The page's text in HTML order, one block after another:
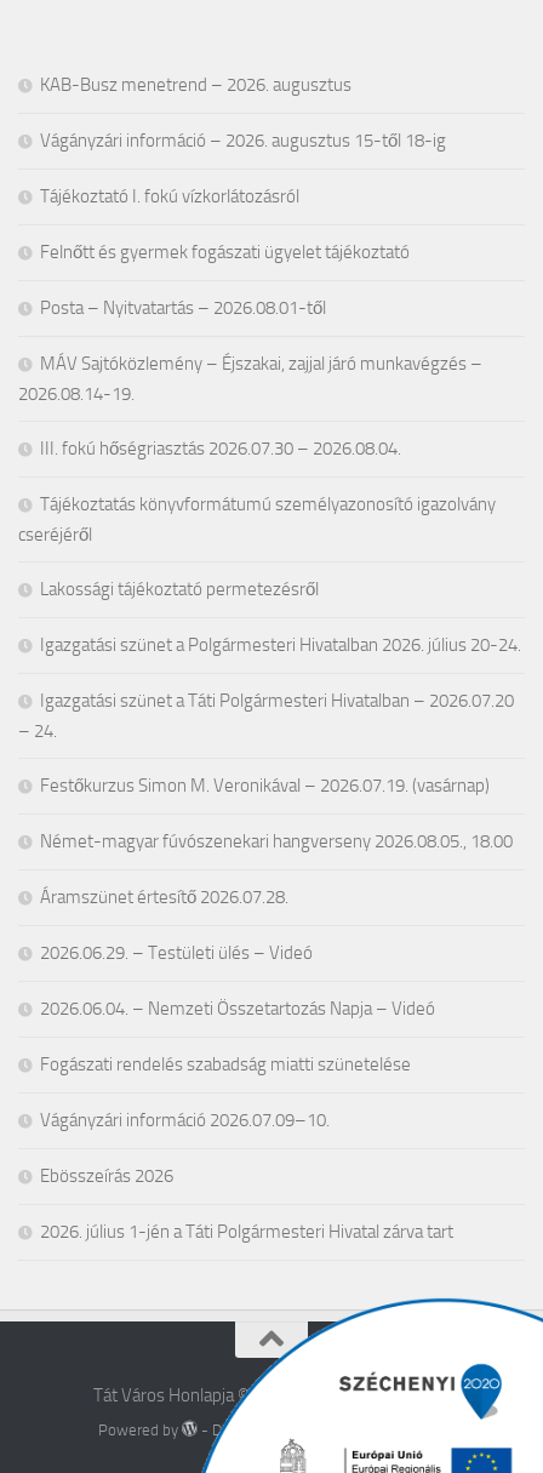
KAB-Busz menetrend – 2026. augusztus
Vágányzári információ – 2026. augusztus 15-től 18-ig
Tájékoztató I. fokú vízkorlátozásról
Felnőtt és gyermek fogászati ügyelet tájékoztató
Posta – Nyitvatartás – 2026.08.01-től
MÁV Sajtóközlemény – Éjszakai, zajjal járó munkavégzés –
2026.08.14-19.
III. fokú hőségriasztás 2026.07.30 – 2026.08.04.
Tájékoztatás könyvformátumú személyazonosító igazolvány
cseréjéről
Lakossági tájékoztató permetezésről
Igazgatási szünet a Polgármesteri Hivatalban 2026. július 20-24.
Igazgatási szünet a Táti Polgármesteri Hivatalban – 2026.07.20
– 24.
Festőkurzus Simon M. Veronikával – 2026.07.19. (vasárnap)
Német-magyar fúvószenekari hangverseny 2026.08.05., 18.00
Áramszünet értesítő 2026.07.28.
2026.06.29. – Testületi ülés – Videó
2026.06.04. – Nemzeti Összetartozás Napja – Videó
Fogászati rendelés szabadság miatti szünetelése
Vágányzári információ 2026.07.09–10.
Ebösszeírás 2026
2026. július 1-jén a Táti Polgármesteri Hivatal zárva tart
Tát Város Honlapja © 2026. All Rights Reserved.
Powered by - Designed with the